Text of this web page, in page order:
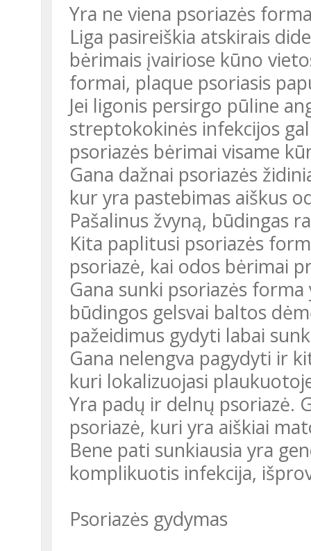
Yra ne viena psoriazės
Liga pasireiškia atskirais
bėrimais įvairiose kūno
formai, plaque psoriasis
Jei ligonis persirgo pūline
streptokokinės infekcijos
psoriazės bėrimai visame
Gana dažnai psoriazės
kur yra pastebimas aiškus
Pašalinus žvyną, būdingas
Kita paplitusi psoriazės
psoriazė, kai odos bėrimai
Gana sunki psoriazės
būdingos gelsvai baltos
pažeidimus gydyti labai
Gana nelengva pagydyti ir
kuri lokalizuojasi
Yra padų ir delnų psoriazė.
psoriazė, kuri yra aiškiai
Bene pati sunkiausia yra
komplikuotis infekcija,
Psoriazės gydymas